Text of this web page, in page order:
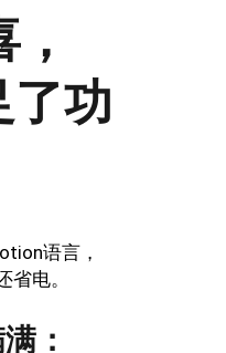
了功
语言，
电。
：